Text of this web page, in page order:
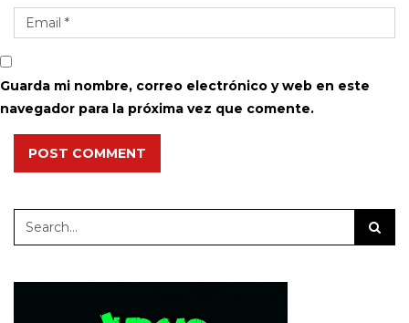
Guarda mi nombre, correo electrónico y web en este
navegador para la próxima vez que comente.
POST COMMENT